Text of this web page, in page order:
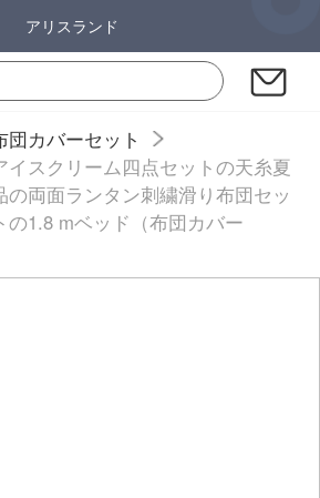
アリスランド
団カバーセット
イスクリーム四点セットの天糸夏
両面ランタン刺繍滑り布団セッ
の1.8 mベッド（布団カバー